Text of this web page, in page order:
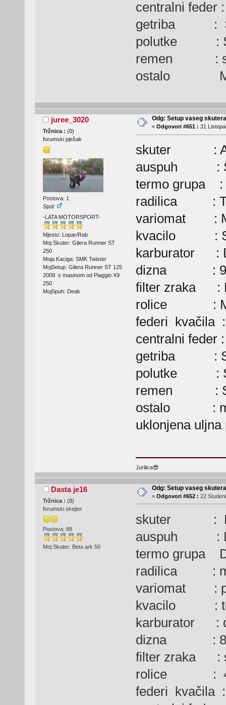
centralni feder
getriba :
polutke :
remen :
ostalo Max,
juree_3020
Tržnica : (0)
forumski pješak
Postova: 1
Spol:
-LATA MOTORSPORT-
Mjesto: Lopar/Rab
Moj Skuter: Gilera Runner ST
250
Moja Kaciga: SMK Twister
MojSetup: Gilera Runner ST 125
2009. s masinom od Piaggio X9
250
MojSpuh: Deak
Odg: Setup vaseg skutera
« Odgovori #651 : 31
skuter :
auspuh :
termo grupa :
radilica :
variomat :
kvacilo :
karburator :
dizna :
filter zraka :
rolice :
federi kvačila
centralni feder
getriba :
polutke :
remen :
ostalo :
uklonjena uljna
Jurilica😎
Dasta je16
Tržnica : (0)
forumski skejter
Postova: 88
Moj Skuter: Beta ark 50
Odg: Setup vaseg skutera
« Odgovori #652 : 22
skuter :
auspuh :
termo grupa
radilica :
variomat :
kvacilo : top
karburator :
dizna :
filter zraka :
rolice : 4 i
federi kvačila